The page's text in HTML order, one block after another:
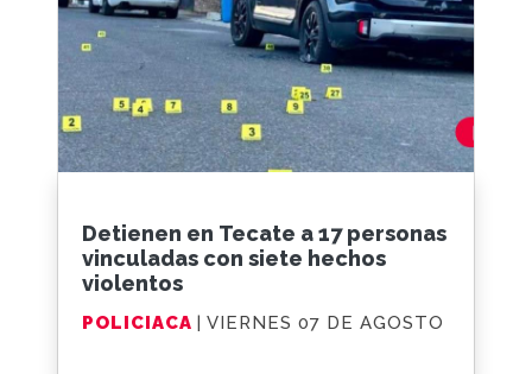
Detienen en Tecate a 17 personas
vinculadas con siete hechos
violentos
POLICIACA | VIERNES 07 DE AGOSTO